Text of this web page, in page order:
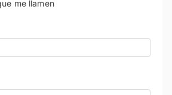
me llamen